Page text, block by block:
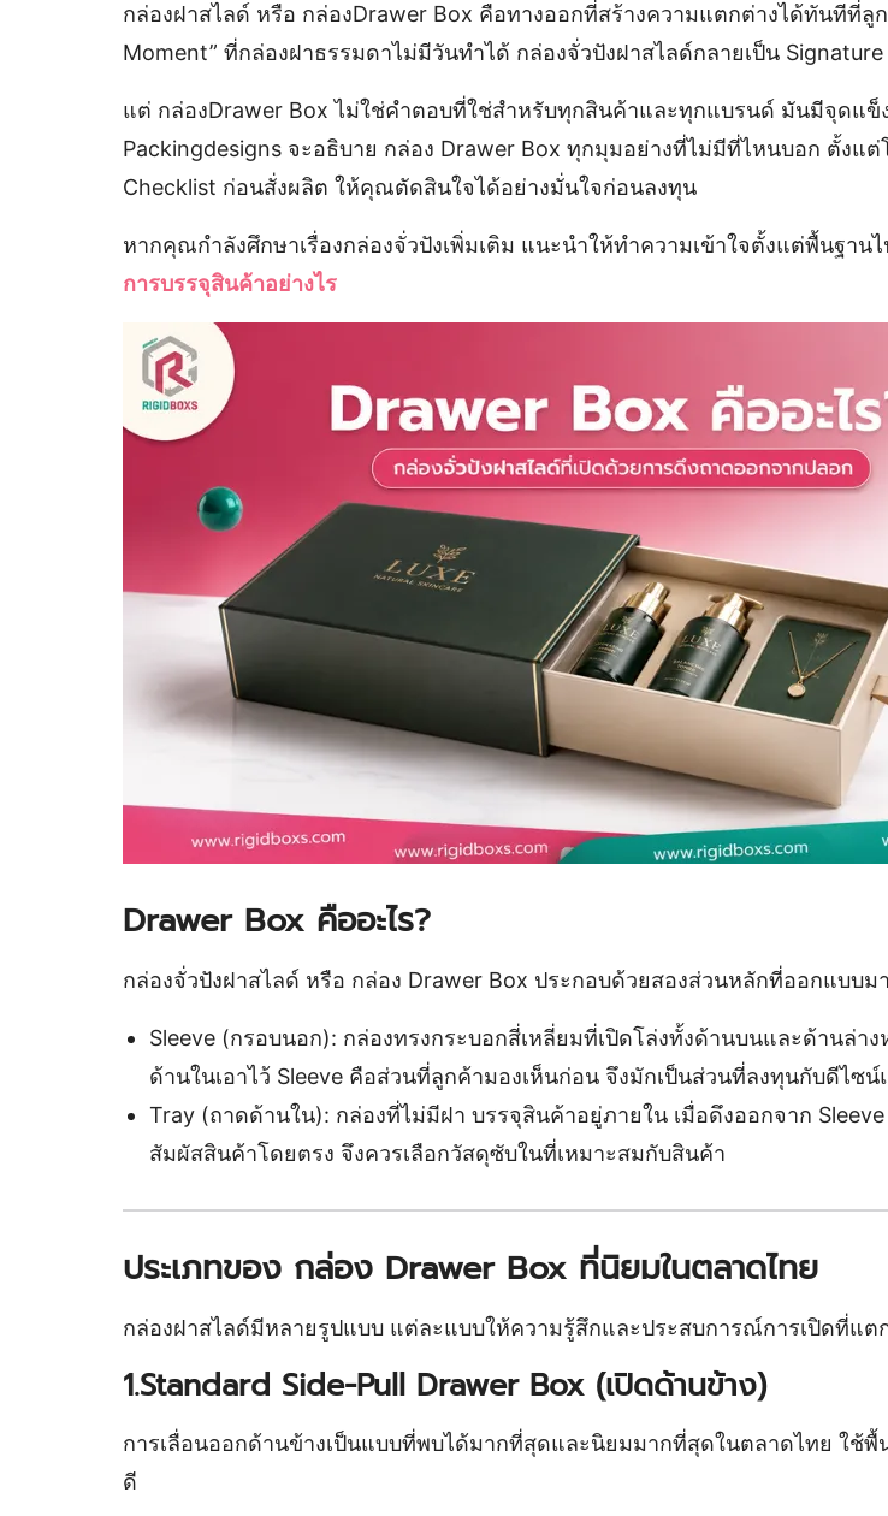
กล่องฝาสไลด์ หรือ กล่องDrawer Box คือทางออกที่สร้างความแตกต่างได้ทันทีที่ลู
Moment” ที่กล่องฝาธรรมดาไม่มีวันทำได้ กล่องจั่วปังฝาสไลด์กลายเป็น
แต่ กล่องDrawer Box ไม่ใช่คำตอบที่ใช่สำหรับทุกสินค้าและทุกแบรนด์ มันมีจุดแ
Packingdesigns จะอธิบาย กล่อง Drawer Box ทุกมุมอย่างที่ไม่มีที่ไหนบอก ตั้งแ
Checklist ก่อนสั่งผลิต ให้คุณตัดสินใจได้อย่างมั่นใจก่อนลงทุน
หากคุณกำลังศึกษาเรื่องกล่องจั่วปังเพิ่มเติม แนะนำให้ทำความเข้าใจตั้งแต่พื้นฐานไ
การบรรจุสินค้าอย่างไร
Drawer Box คืออะไร?
กล่องจั่วปังฝาสไลด์ หรือ กล่อง Drawer Box ประกอบด้วยสองส่วนหลักที่ออกแบบ
Sleeve (กรอบนอก): กล่องทรงกระบอกสี่เหลี่ยมที่เปิดโล่งทั้งด้านบนและด้านล่า
ด้านในเอาไว้ Sleeve คือส่วนที่ลูกค้ามองเห็นก่อน จึงมักเป็นส่วนที่ลงทุนกับดีไซ
Tray (ถาดด้านใน): กล่องที่ไม่มีฝา บรรจุสินค้าอยู่ภายใน เมื่อดึงออกจาก
สัมผัสสินค้าโดยตรง จึงควรเลือกวัสดุซับในที่เหมาะสมกับสินค้า
ประเภทของ กล่อง Drawer Box ที่นิยมในตลาดไทย
กล่องฝาสไลด์มีหลายรูปแบบ แต่ละแบบให้ความรู้สึกและประสบการณ์การเปิดที่แต
1.Standard Side-Pull Drawer Box (เปิดด้านข้าง)
การเลื่อนออกด้านข้างเป็นแบบที่พบได้มากที่สุดและนิยมมากที่สุดในตลาดไทย ใช้พื้
ดี